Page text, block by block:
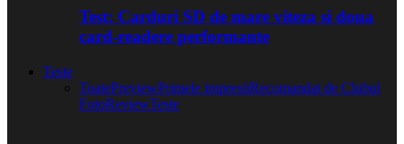
Test: Carduri SD de mare viteza si doua
card-readere performante
Teste
ToatePreviewPrimele impresiiRecomandat de Clubul
FotoReviewTeste